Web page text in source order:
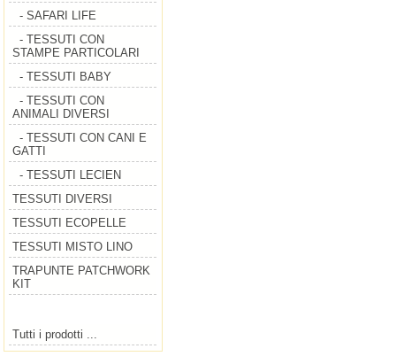
- SAFARI LIFE
- TESSUTI CON
STAMPE PARTICOLARI
- TESSUTI BABY
- TESSUTI CON
ANIMALI DIVERSI
- TESSUTI CON CANI E
GATTI
- TESSUTI LECIEN
TESSUTI DIVERSI
TESSUTI ECOPELLE
TESSUTI MISTO LINO
TRAPUNTE PATCHWORK
KIT
Tutti i prodotti ...